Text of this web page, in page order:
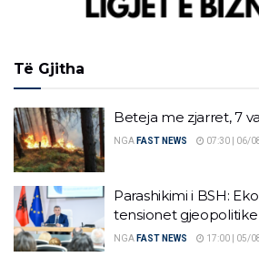
Të Gjitha
Beteja me zjarret, 7
NGA FAST NEWS 07:30 | 06/
Parashikimi i BSH:
tensionet
NGA FAST NEWS 17:00 | 05/